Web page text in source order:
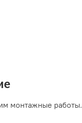
монтажные работы.